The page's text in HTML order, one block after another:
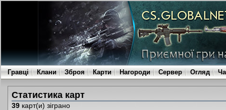
Гравці Клани Зброя Карти Нагороди Сервер Огляд
Статистика карт
39карт(и) зіграно